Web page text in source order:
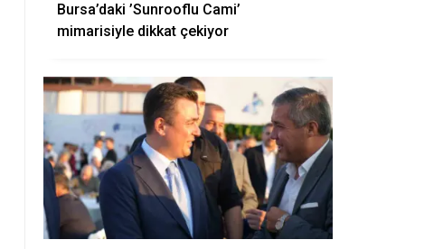
Bursa’daki ’Sunrooflu Cami’
mimarisiyle dikkat çekiyor